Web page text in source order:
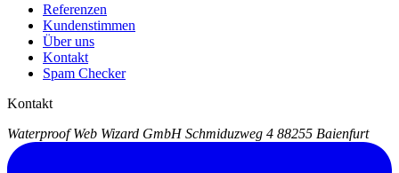
Referenzen
Kundenstimmen
Über uns
Kontakt
Spam Checker
Kontakt
Waterproof Web Wizard GmbH Schmiduzweg 4 88255 Baienfurt